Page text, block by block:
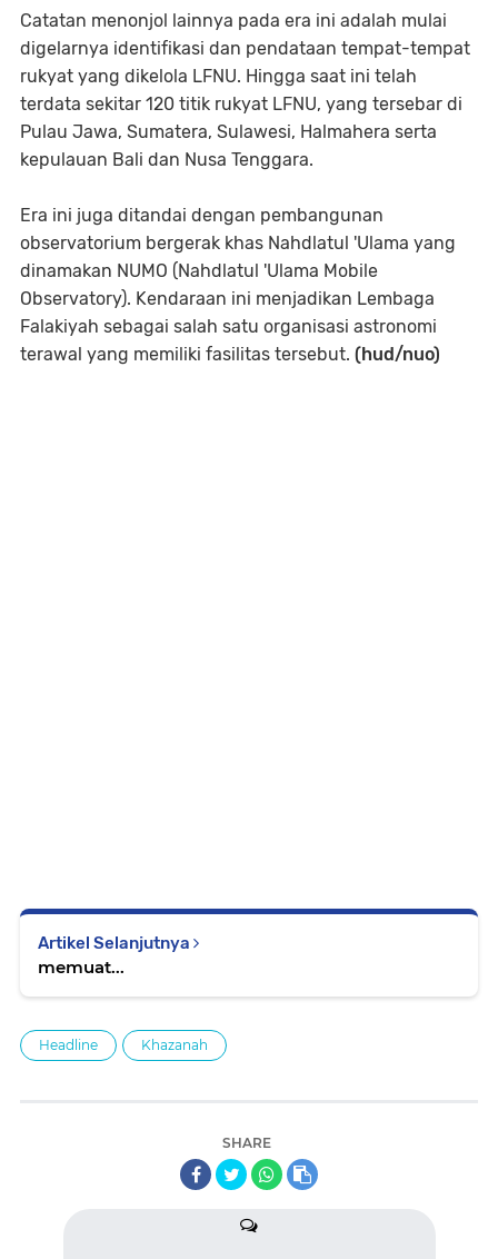
Catatan menonjol lainnya pada era ini adalah mulai
digelarnya identifikasi dan pendataan tempat-tempat
rukyat yang dikelola LFNU. Hingga saat ini telah
terdata sekitar 120 titik rukyat LFNU, yang tersebar di
Pulau Jawa, Sumatera, Sulawesi, Halmahera serta
kepulauan Bali dan Nusa Tenggara.
Era ini juga ditandai dengan pembangunan
observatorium bergerak khas Nahdlatul 'Ulama yang
dinamakan NUMO (Nahdlatul 'Ulama Mobile
Observatory). Kendaraan ini menjadikan Lembaga
Falakiyah sebagai salah satu organisasi astronomi
terawal yang memiliki fasilitas tersebut. (hud/nuo)
Artikel Selanjutnya
memuat...
Headline Khazanah
SHARE